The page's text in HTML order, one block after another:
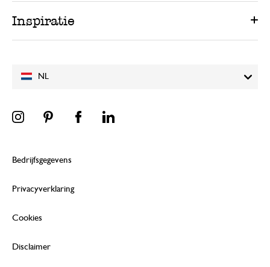
NL
Inspiratie
Bedrijfsgegevens
Privacyverklaring
Cookies
Disclaimer